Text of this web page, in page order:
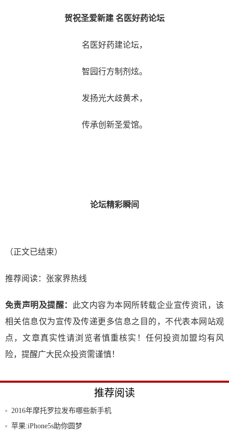
贺祝圣爱新建 名医好药论坛
名医好药建论坛，
智园行方制剂炫。
发扬光大歧黄术，
传承创新圣爱馆。
论坛精彩瞬间
（正文已结束）
推荐阅读： 张家界热线
免责声明及提醒：
此文内容为本网所转载企业宣传资讯，该
相关信息仅为宣传及传递更多信息之目的，不代表本网站观
点，文章真实性请浏览者慎重核实！任何投资加盟均有风
险，提醒广大民众投资需谨慎！
推荐阅读
2016年摩托罗拉发布哪些新手机
苹果:iPhone5s助你圆梦